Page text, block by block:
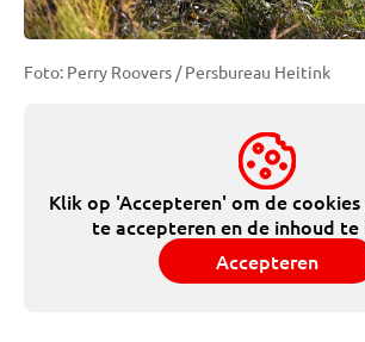
Foto: Perry Roovers / Persbureau Heitink
Klik op 'Accepteren' om de cookies
te accepteren en de inhoud te
Accepteren